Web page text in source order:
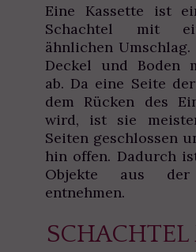
Eine Kassette ist
Schachtel mit
ähnlichen
Deckel und Boden
ab. Da eine Seite
dem Rücken des
wird, ist sie
Seiten geschlossen
hin offen. Dadurch
Objekte aus
entnehmen.